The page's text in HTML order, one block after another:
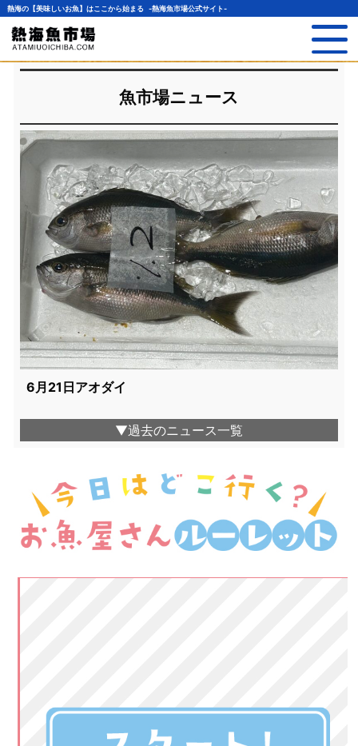
熱海の【美味しいお魚】はここから始まる -熱海魚市場公式サイト-
魚市場ニュース
6月21日アオダイ
▼過去のニュース一覧